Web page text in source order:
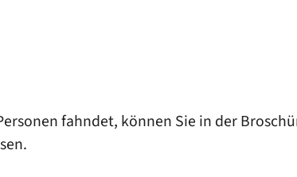
fahndet, können Sie in der